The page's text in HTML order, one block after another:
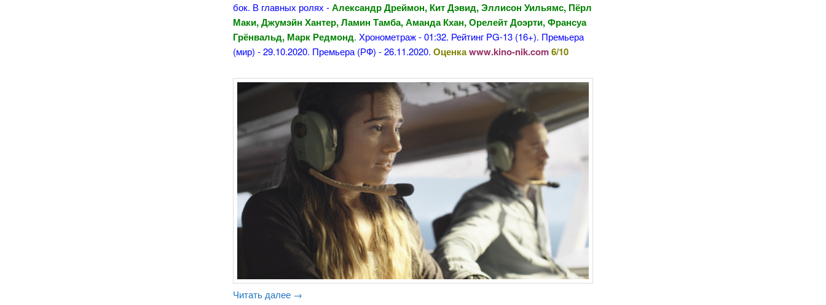
бок. В главных ролях - Александр Дреймон, Кит Дэвид, Эллисон Уильямс, Пёрл
Маки, Джумэйн Хантер, Ламин Тамба, Аманда Кхан, Орелейт Доэрти, Франсуа
Грёнвальд, Марк Редмонд.Хронометраж - 01:32. Рейтинг PG-13 (16+). Премьера
(мир) - 29.10.2020. Премьера (РФ) - 26.11.2020. Оценкаwww.kino-nik.com6/10
Читать далее →